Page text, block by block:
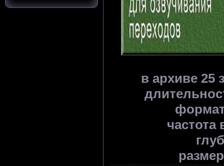
в архиве 25